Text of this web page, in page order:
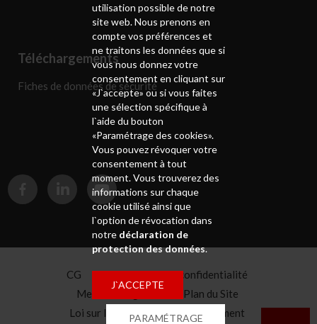
Téléchargements
Fiches de données de sécurité
CG
Déclaration de confidentialité
Mentions légales
Plan du Site
Loi sur la chaîne d'approvisionnement
utilisation possible de notre
site web. Nous prenons en
compte vos préférences et
ne traitons les données que si
vous nous donnez votre
consentement en cliquant sur
«J`accepte» ou si vous faites
une sélection spécifique à
l`aide du bouton
«Paramétrage des cookies».
Vous pouvez révoquer votre
consentement à tout
moment. Vous trouverez des
informations sur chaque
cookie utilisé ainsi que
l`option de révocation dans
notre déclaration de
protection des données.
J`ACCEPTE
PARAMÉTRAGE